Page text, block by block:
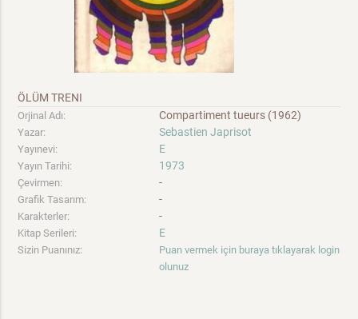
ÖLÜM TRENI
Orjinal Adı: Compartiment tueurs (1962)
Yazar: Sebastien Japrisot
Yayınevi: E
Yayın Tarihi: 1973
Çevirmen: -
Grafik Tasarım: -
Karakterler: -
Kitap Serileri: E
Sizin Puanınız:
Puan vermek için buraya tıklayarak login
olunuz